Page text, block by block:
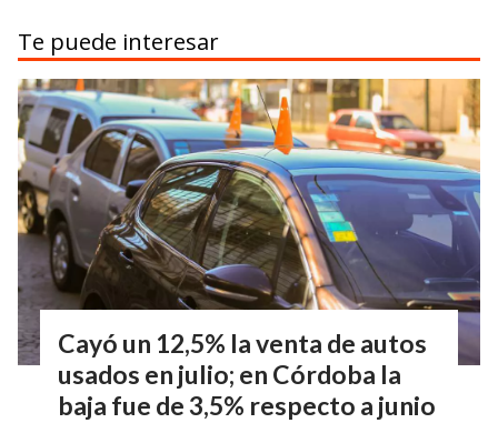
Te puede interesar
Cayó un 12,5% la venta de autos
usados en julio; en Córdoba la
baja fue de 3,5% respecto a junio